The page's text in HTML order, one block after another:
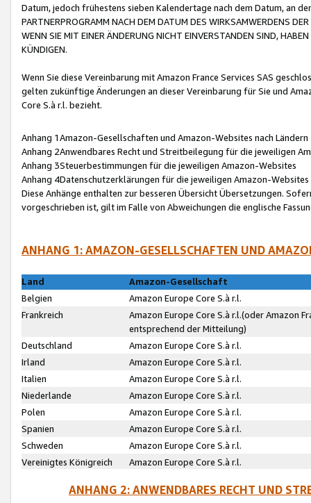
Datum, jedoch frühestens sieben Kalendertage nach dem Datum, an
PARTNERPROGRAMM NACH DEM DATUM DES WIRKSAMWERDENS
WENN SIE MIT EINER ÄNDERUNG NICHT EINVERSTANDEN SIND,
KÜNDIGEN.
Wenn Sie diese Vereinbarung mit Amazon France Services SAS
gelten zukünftige Änderungen an dieser Vereinbarung für Sie und
Core S.à r.l. bezieht.
Anhang 1Amazon-Gesellschaften und Amazon-Websites nach Ländern
Anhang 2Anwendbares Recht und Streitbeilegung für die jeweiligen
Anhang 3Steuerbestimmungen für die jeweiligen Amazon-Websites
Anhang 4Datenschutzerklärungen für die jeweiligen Amazon-Websites
Diese Anhänge enthalten zur besseren Übersicht Übersetzungen.
vorgeschrieben ist, gilt im Falle von Abweichungen die englische
ANHANG 1: AMAZON-GESELLSCHAFTEN UND
Land
Amazon-Gesellschaft
Belgien
Amazon Europe Core S.à r.l.
Frankreich
Amazon Europe Core S.à r.l.(oder Amazon
entsprechend der Mitteilung)
Deutschland
Amazon Europe Core S.à r.l.
Irland
Amazon Europe Core S.à r.l.
Italien
Amazon Europe Core S.à r.l.
Niederlande
Amazon Europe Core S.à r.l.
Polen
Amazon Europe Core S.à r.l.
Spanien
Amazon Europe Core S.à r.l.
Schweden
Amazon Europe Core S.à r.l.
Vereinigtes Königreich
Amazon Europe Core S.à r.l.
ANHANG 2: ANWENDBARES RECHT UND